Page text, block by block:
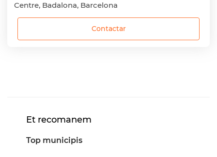
Centre, Badalona, Barcelona
Contactar
Et recomanem
Top municipis